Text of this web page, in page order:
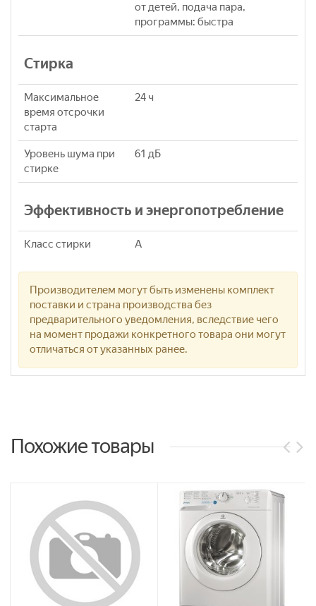
от детей, подача пара,
программы: быстра
Стирка
Максимальное
время отсрочки
старта
24 ч
Уровень шума при
стирке
61 дБ
Эффективность и энергопотребление
Класс стирки A
Производителем могут быть изменены комплект
поставки и страна производства без
предварительного уведомления, вследствие чего
на момент продажи конкретного товара они могут
отличаться от указанных ранее.
Похожие товары